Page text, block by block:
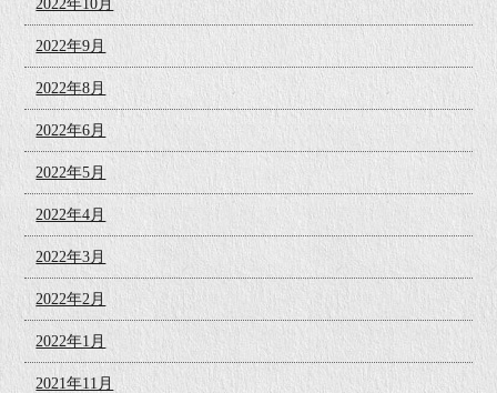
2022年10月
2022年9月
2022年8月
2022年6月
2022年5月
2022年4月
2022年3月
2022年2月
2022年1月
2021年11月